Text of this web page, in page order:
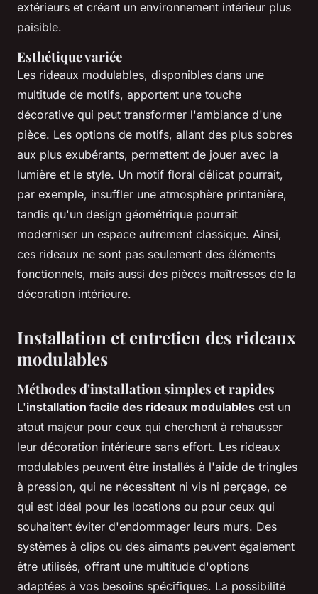
extérieurs et créant un environnement intérieur plus
paisible.
Esthétique variée
Les rideaux modulables, disponibles dans une
multitude de motifs, apportent une touche
décorative qui peut transformer l'ambiance d'une
pièce. Les options de motifs, allant des plus sobres
aux plus exubérants, permettent de jouer avec la
lumière et le style. Un motif floral délicat pourrait,
par exemple, insuffler une atmosphère printanière,
tandis qu'un design géométrique pourrait
moderniser un espace autrement classique. Ainsi,
ces rideaux ne sont pas seulement des éléments
fonctionnels, mais aussi des pièces maîtresses de la
décoration intérieure.
Installation et entretien des rideaux
modulables
Méthodes d'installation simples et rapides
L'installation facile des rideaux modulables est un
atout majeur pour ceux qui cherchent à rehausser
leur décoration intérieure sans effort. Les rideaux
modulables peuvent être installés à l'aide de tringles
à pression, qui ne nécessitent ni vis ni perçage, ce
qui est idéal pour les locations ou pour ceux qui
souhaitent éviter d'endommager leurs murs. Des
systèmes à clips ou des aimants peuvent également
être utilisés, offrant une multitude d'options
adaptées à vos besoins spécifiques. La possibilité